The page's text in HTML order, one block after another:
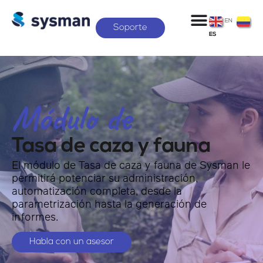
Soporte
EN
ES
Módulo de
Tasa de caza y fauna
El módulo de Tasa de caza y fauna de Sysman le
permitirá potenciar su administración,
automatización completa, desde la
parametrización hasta la generación de
informes.
Habla con un asesor